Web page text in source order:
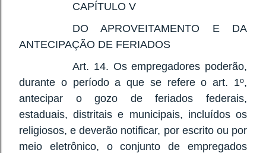
CAPÍTULO V
DO APROVEITAMENTO E DA
ANTECIPAÇÃO DE FERIADOS
Art. 14. Os empregadores poderão,
durante o período a que se refere o art. 1º,
antecipar o gozo de feriados federais,
estaduais, distritais e municipais, incluídos os
religiosos, e deverão notificar, por escrito ou por
meio eletrônico, o conjunto de empregados